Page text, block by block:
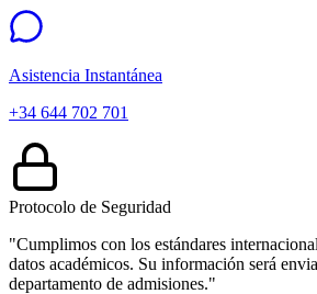
Asistencia Instantánea
+34 644 702 701
Protocolo de Seguridad
"Cumplimos con los estándares
datos académicos. Su información será
departamento de admisiones."